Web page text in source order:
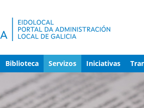
Biblioteca Servizos Iniciativas